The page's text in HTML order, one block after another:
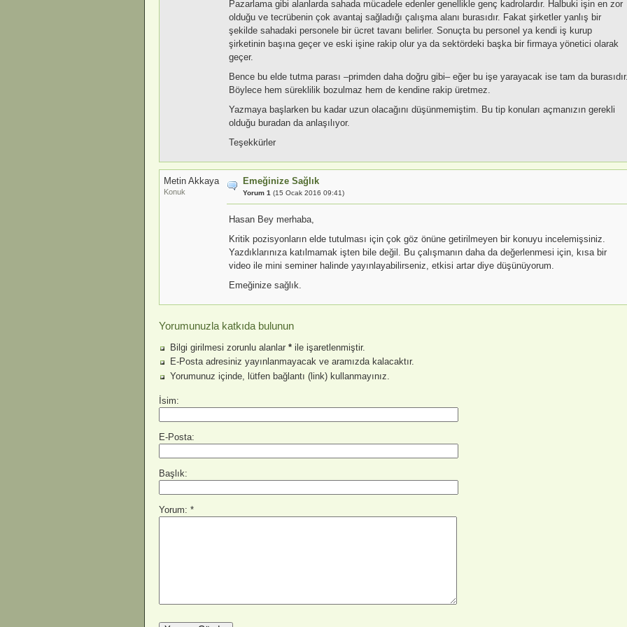
Pazarlama gibi alanlarda sahada mücadele edenler genellikle genç kadrolardır. Halbuki işin en zor
olduğu ve tecrübenin çok avantaj sağladığı çalışma alanı burasıdır. Fakat şirketler yanlış bir
şekilde sahadaki personele bir ücret tavanı belirler. Sonuçta bu personel ya kendi iş kurup
şirketinin başına geçer ve eski işine rakip olur ya da sektördeki başka bir firmaya yönetici olarak
geçer.
Bence bu elde tutma parası –primden daha doğru gibi– eğer bu işe yarayacak ise tam da
Böylece hem süreklilik bozulmaz hem de kendine rakip üretmez.
Yazmaya başlarken bu kadar uzun olacağını düşünmemiştim. Bu tip konuları açmanızın gerekli
olduğu buradan da anlaşılıyor.
Teşekkürler
Metin Akkaya
Konuk
Emeğinize Sağlık
Yorum 1 (15 Ocak 2016 09:41)
Hasan Bey merhaba,
Kritik pozisyonların elde tutulması için çok göz önüne getirilmeyen bir konuyu incelemişsiniz.
Yazdıklarınıza katılmamak işten bile değil. Bu çalışmanın daha da değerlenmesi için, kısa bir
video ile mini seminer halinde yayınlayabilirseniz, etkisi artar diye düşünüyorum.
Emeğinize sağlık.
Yorumunuzla katkıda bulunun
Bilgi girilmesi zorunlu alanlar * ile işaretlenmiştir.
E-Posta adresiniz yayınlanmayacak ve aramızda kalacaktır.
Yorumunuz içinde, lütfen bağlantı (link) kullanmayınız.
İsim:
E-Posta:
Başlık:
Yorum: *